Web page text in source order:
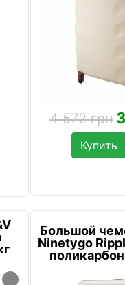
4 572 грн
Купить
Большой
Ninetygo